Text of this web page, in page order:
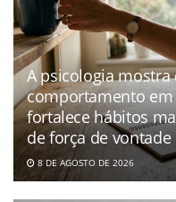
A psicologia
comportamento
fortalece hábitos
de força de vontade
8 DE AGOSTO DE 2026